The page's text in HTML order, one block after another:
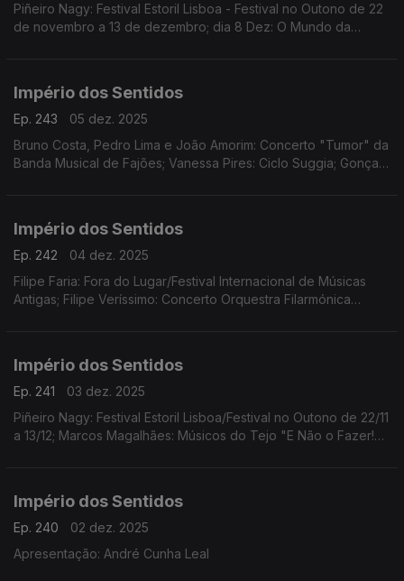
Piñeiro Nagy: Festival Estoril Lisboa - Festival no Outono de 22
de novembro a 13 de dezembro; dia 8 Dez: O Mundo da
Império dos Sentidos
Ep. 243
05 dez. 2025
Bruno Costa, Pedro Lima e João Amorim: Concerto "Tumor" da
Banda Musical de Fajões; Vanessa Pires: Ciclo Suggia; Gonçalo
Império dos Sentidos
Ep. 242
04 dez. 2025
Filipe Faria: Fora do Lugar/Festival Internacional de Músicas
Antigas; Filipe Veríssimo: Concerto Orquestra Filarmónica
Império dos Sentidos
Ep. 241
03 dez. 2025
Piñeiro Nagy: Festival Estoril Lisboa/Festival no Outono de 22/11
a 13/12; Marcos Magalhães: Músicos do Tejo "E Não o Fazer!
Império dos Sentidos
Ep. 240
02 dez. 2025
Apresentação: André Cunha Leal